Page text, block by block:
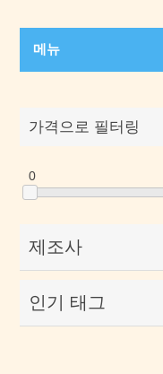
메뉴
가격으로 필터링
0
제조사
인기 태그